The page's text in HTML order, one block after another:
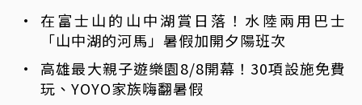
在富士山的山中湖賞日落！水陸兩用巴士
「山中湖的河馬」暑假加開夕陽班次
高雄最大親子遊樂園8/8開幕！30項設施免費
玩、YOYO家族嗨翻暑假